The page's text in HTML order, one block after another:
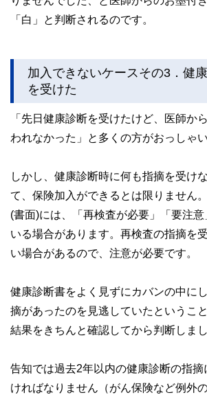
「白」と判断されるのです。
加入できないケースその3．健
を受けた
「先日健康診断を受けたけど、医師か
われなかった」と多くの方がおっしゃい
しかし、健康診断時に何も指摘を受け
て、保険加入ができるとは限りません
(書面)には、「再検査が必要」「要注
いる場合があります。再検査の指摘を
い場合があるので、注意が必要です。
健康診断書をよく見ずにカバンの中に
摘があったのを見逃していたというこ
結果をきちんと確認してから判断しまし
告知では過去2年以内の健康診断の指摘
ければなりません（がん保険など例外